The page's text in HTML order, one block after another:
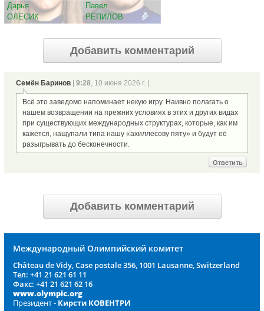
Дарья
ОЛЕСИК
Павел
РЕПИЛОВ
Добавить комментарий
Семён Баринов 9:28, 10 июня 2026 г. |
Всё это заведомо напоминает некую игру. Наивно полагать о
нашем возвращении на прежних условиях в этих и других видах
при существующих международных структурах, которые, как им
кажется, нащупали типа нашу «ахиллесову пяту» и будут её
разыгрывать до бесконечности.
Ответить
Добавить комментарий
Международный Олимпийский комитет
Château de Vidy, Case postale 356, 1001 Lausanne, Switzerland
Тел: +41 21 621 61 11
Факс: +41 21 621 62 16
www.olympic.org
Президент - Кирсти КОВЕНТРИ